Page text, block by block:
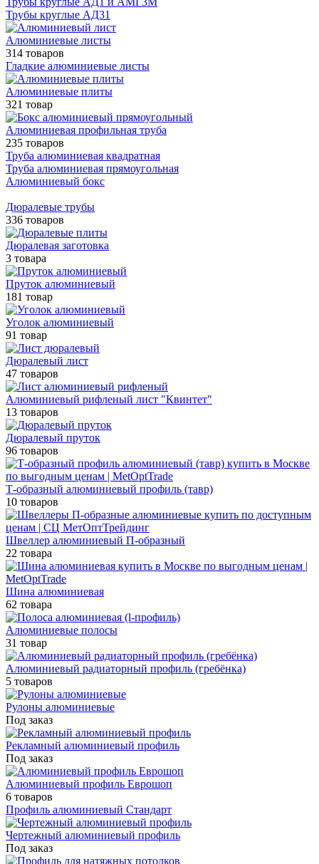
Трубы круглые АД31
Алюминиевые листы
314 товаров
Гладкие алюминиевые листы
Алюминиевые плиты
321 товар
Алюминиевая профильная труба
235 товаров
Труба алюминиевая квадратная
Труба алюминиевая прямоугольная
Алюминиевый бокс
Дюралевые трубы
336 товаров
Дюралевая заготовка
3 товара
Пруток алюминиевый
181 товар
Уголок алюминиевый
91 товар
Дюралевый лист
47 товаров
Алюминиевый рифленый лист "Квинтет"
13 товаров
Дюралевый пруток
96 товаров
Т-образный алюминиевый профиль (тавр)
10 товаров
Швеллер алюминиевый П-образный
22 товара
Шина алюминиевая
62 товара
Алюминиевые полосы
31 товар
Алюминиевый радиаторный профиль (гребёнка)
5 товаров
Рулоны алюминиевые
Под заказ
Рекламный алюминиевый профиль
Под заказ
Алюминиевый профиль Еврошоп
6 товаров
Профиль алюминиевый Стандарт
Чертежный алюминиевый профиль
Под заказ